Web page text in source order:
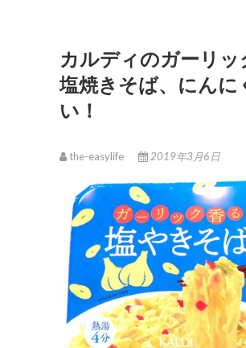
カルディのガーリッ
塩焼きそば、にんに
い！
the-easylife 2019年3月6日